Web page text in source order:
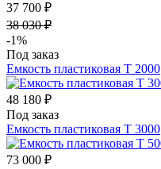
37 700 ₽
38 030 ₽
-1%
Под заказ
Емкость пластиковая Т 2000
48 180 ₽
Под заказ
Емкость пластиковая Т 3000
73 000 ₽